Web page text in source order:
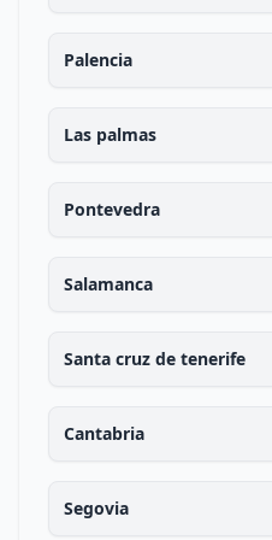
Palencia
Las palmas
Pontevedra
Salamanca
Santa cruz de tenerife
Cantabria
Segovia